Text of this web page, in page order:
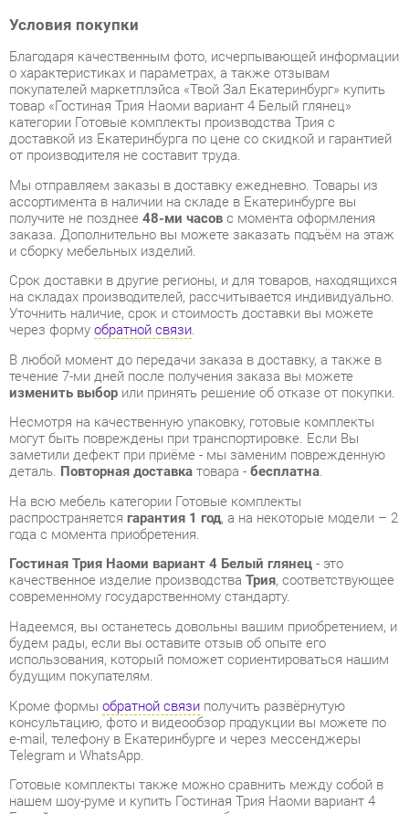
категории Готовые комплекты производства Трия с
доставкой из Екатеринбурга по цене со скидкой и гарантией
от производителя не составит труда.
Мы отправляем заказы в доставку ежедневно. Товары из
ассортимента в наличии на складе в Екатеринбурге вы
получите не позднее48-ми часовс момента оформления
заказа. Дополнительно вы можете заказать подъём на этаж
и сборку мебельных изделий.
на складах производителей, рассчитывается индивидуально.
Уточнить наличие, срок и стоимость доставки вы можете
через формуобратной связи .
В любой момент до передачи заказа в доставку, а также в
течение 7-ми дней после получения заказа вы можете
изменить выборили принять решение об отказе от покупки.
Несмотря на качественную упаковку, готовые комплекты
могут быть повреждены при транспортировке. Если Вы
заметили дефект при приёме - мы заменим поврежденную
деталь.Повторная доставка товара -бесплатна.
На всю мебель категории Готовые комплекты
распространяется гарантия 1 год, а на некоторые модели – 2
года с момента приобретения.
Гостиная Трия Наоми вариант 4 Белый глянец- это
качественное изделие производстваТрия, соответствующее
современному государственному стандарту.
Надеемся, вы останетесь довольны вашим приобретением, и
будем рады, если вы оставите отзыв об опыте его
использования, который поможет сориентироваться нашим
Кроме формы обратной связиполучить развёрнутую
консультацию, фото и видеообзор продукции вы можете по
Telegram и WhatsApp.
Готовые комплекты также можно сравнить между собой в
нашем шоу-руме и купить Гостиная Трия Наоми вариант 4
Белый глянец, самостоятельно забрав его с нашего
центрального склада в г. Екатеринбург. Полный список
адресов и магазинов смотрите на странице контактов.
Цвет
Белый глянец